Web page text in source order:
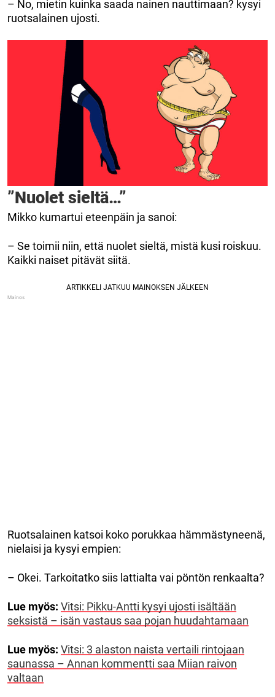
– No, mietin kuinka saada nainen nauttimaan? kysyi
ruotsalainen ujosti.
”Nuolet sieltä…”
Mikko kumartui eteenpäin ja sanoi:
– Se toimii niin, että nuolet sieltä, mistä kusi roiskuu.
Kaikki naiset pitävät siitä.
Ruotsalainen katsoi koko porukkaa hämmästyneenä,
nielaisi ja kysyi empien:
– Okei. Tarkoitatko siis lattialta vai pöntön renkaalta?
Lue myös: Vitsi: Pikku-Antti kysyi ujosti isältään
seksistä – isän vastaus saa pojan huudahtamaan
Lue myös: Vitsi: 3 alaston naista vertaili rintojaan
saunassa – Annan kommentti saa Miian raivon
valtaan